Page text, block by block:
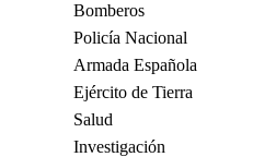
Bomberos
Policía Nacional
Armada Española
Ejército de Tierra
Salud
Investigación